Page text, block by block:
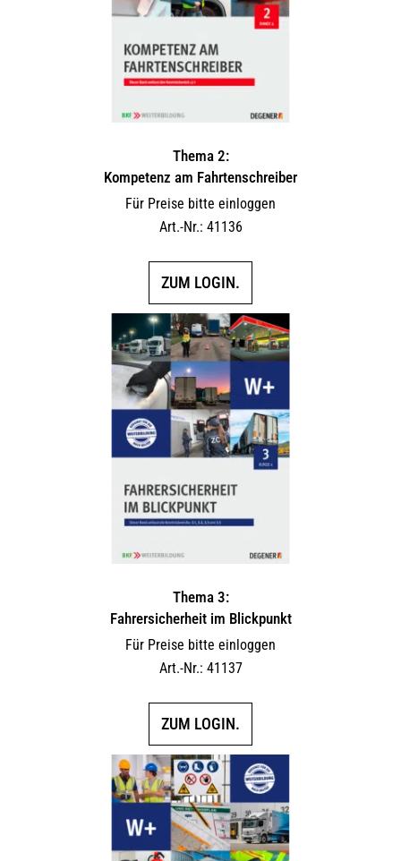
Thema 2:
Kompetenz am Fahrtenschreiber
Für Preise bitte einloggen
Art.-Nr.: 41136
ZUM LOGIN.
Thema 3:
Fahrersicherheit im Blickpunkt
Für Preise bitte einloggen
Art.-Nr.: 41137
ZUM LOGIN.